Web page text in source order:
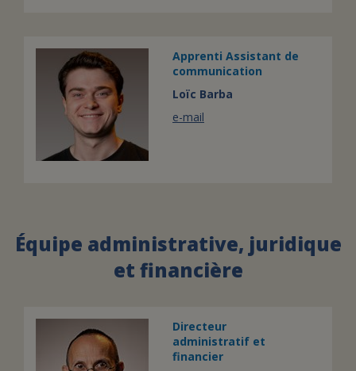
Apprenti Assistant de
communication
Loïc Barba
e-mail
Équipe administrative, juridique
et financière
Directeur
administratif et
financier